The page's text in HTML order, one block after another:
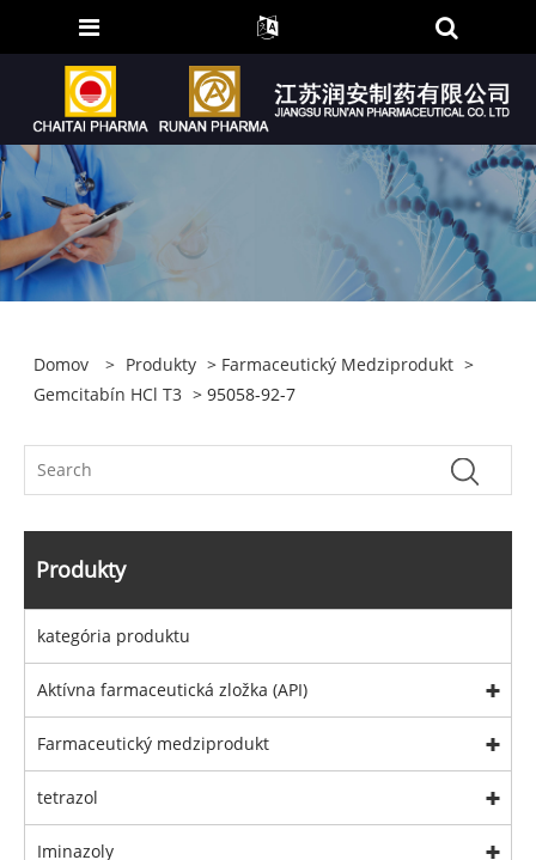
Domov > Produkty > Farmaceutický Medziprodukt >
Gemcitabín HCl T3 > 95058-92-7
Produkty
kategória produktu
Aktívna farmaceutická zložka (API)
Farmaceutický medziprodukt
tetrazol
Iminazoly